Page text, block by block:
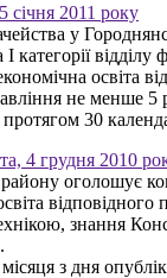
січня 2011 року
у
категорії
освіта
не менше 5
30
4 грудня 2010
оголошує
відповідного
знання
з дня